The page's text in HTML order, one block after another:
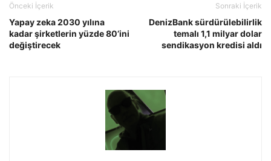
Önceki İçerik
Yapay zeka 2030 yılına
kadar şirketlerin yüzde 80’ini
değiştirecek
Sonraki İçerik
DenizBank sürdürülebilirlik
temalı 1,1 milyar dolar
sendikasyon kredisi aldı